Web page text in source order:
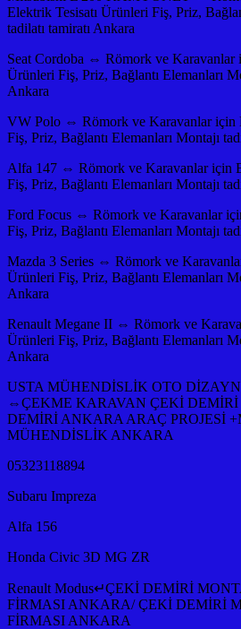
Elektrik Tesisatı Ürünleri Fiş, Priz,
tadilatı tamiratı Ankara
Seat Cordoba ⇔ Römork ve Karavanlar
Ürünleri Fiş, Priz, Bağlantı Elemanları
Ankara
VW Polo ⇔ Römork ve Karavanlar için
Fiş, Priz, Bağlantı Elemanları Montajı
Alfa 147 ⇔ Römork ve Karavanlar için
Fiş, Priz, Bağlantı Elemanları Montajı
Ford Focus ⇔ Römork ve Karavanlar
Fiş, Priz, Bağlantı Elemanları Montajı
Mazda 3 Series ⇔ Römork ve
Ürünleri Fiş, Priz, Bağlantı Elemanları
Ankara
Renault Megane II ⇔ Römork ve
Ürünleri Fiş, Priz, Bağlantı Elemanları
Ankara
USTA MÜHENDİSLİK OTO
⇔ÇEKME KARAVAN ÇEKİ
DEMİRİ ANKARA ARAÇ PROJESİ
MÜHENDİSLİK ANKARA
05323118894
Subaru Impreza
Alfa 156
Honda Civic 3D MG ZR
Renault Modus↵ÇEKİ DEMİRİ
FİRMASI ANKARA/ ÇEKİ DEMİRİ
FİRMASI ANKARA